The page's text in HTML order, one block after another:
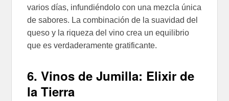
varios días, infundiéndolo con una mezcla única
de sabores. La combinación de la suavidad del
queso y la riqueza del vino crea un equilibrio
que es verdaderamente gratificante.
6. Vinos de Jumilla: Elixir de
la Tierra